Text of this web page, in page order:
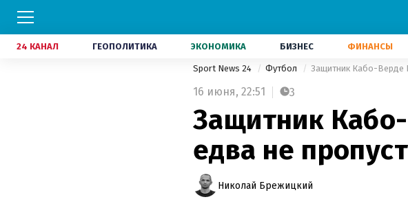
24 КАНАЛ ГЕОПОЛИТИКА ЭКОНОМИКА БИЗНЕС ФИНАНСЫ
Sport News 24 Футбол Защитник Кабо-Верде
16 июня, 22:51 3
Защитник
едва не
Николай Брежицкий